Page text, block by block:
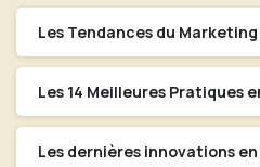
Les Tendances du
Les 14 Meilleures Pratiques
Les dernières innovations